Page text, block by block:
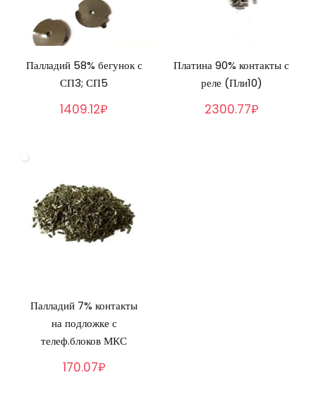
Палладий 58% бегунок с
СП3; СП5
1409.12₽
Платина 90% контакты с
реле (Пли10)
2300.77₽
Палладий 7% контакты
на подложке с
телеф.блоков МКС
170.07₽